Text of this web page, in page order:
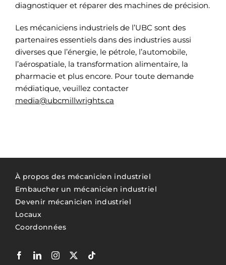
diagnostiquer et réparer des machines de précision.
Les mécaniciens industriels de l’UBC sont des
partenaires essentiels dans des industries aussi
diverses que l’énergie, le pétrole, l’automobile,
l’aérospatiale, la transformation alimentaire, la
pharmacie et plus encore. Pour toute demande
médiatique, veuillez contacter
media@ubcmillwrights.ca
À propos des mécanicien industriel
Embaucher un mécanicien industriel
Devenir mécanicien industriel
Locaux
Coordonnées